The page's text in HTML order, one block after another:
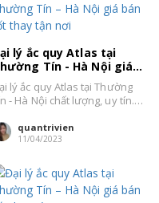
lý ắc quy Atlas tại
Tín - Hà Nội giá
tốt thay tận nơi
lý ắc quy Atlas tại Thường
- Hà Nội chất lượng, uy tín.
quantrivien
11/04/2023